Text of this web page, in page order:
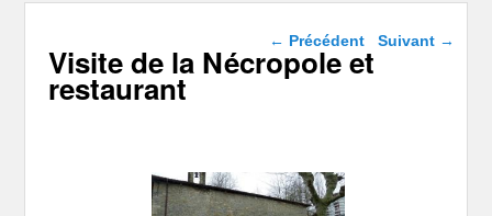
Navigation dans les
← Précédent Suivant →
Visite de la Nécropole et
restaurant